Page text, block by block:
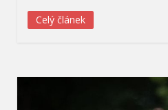
Celý článek